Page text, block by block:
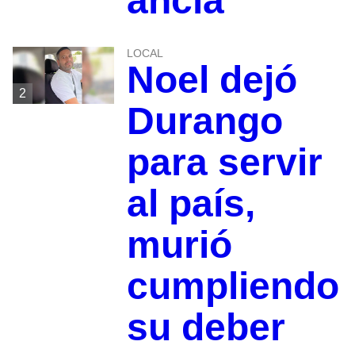
2
LOCAL
Noel dejó
Durango
para servir
al país,
murió
cumpliendo
su deber